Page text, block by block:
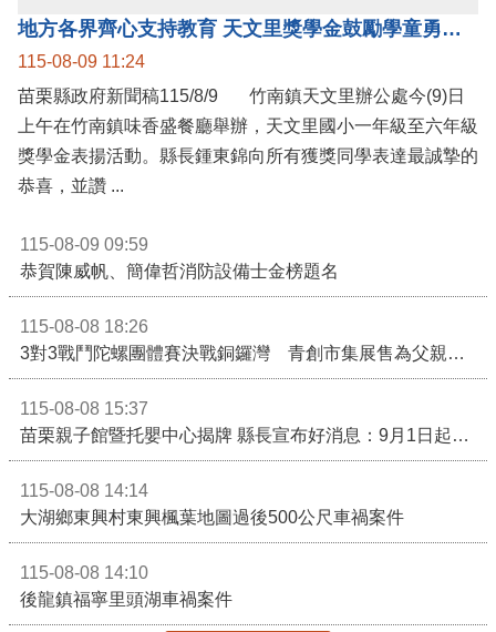
地方各界齊心支持教育 天文里獎學金鼓勵學童勇敢追夢
115-08-09 11:24
苗栗縣政府新聞稿115/8/9 竹南鎮天文里辦公處今(9)日
上午在竹南鎮味香盛餐廳舉辦，天文里國小一年級至六年級
獎學金表揚活動。縣長鍾東錦向所有獲獎同學表達最誠摯的
恭喜，並讚 ...
115-08-09 09:59
恭賀陳威帆、簡偉哲消防設備士金榜題名
115-08-08 18:26
3對3戰鬥陀螺團體賽決戰銅鑼灣 青創市集展售為父親節增添繽紛
115-08-08 15:37
苗栗親子館暨托嬰中心揭牌 縣長宣布好消息：9月1日起調降臨時托嬰費用
115-08-08 14:14
大湖鄉東興村東興楓葉地圖過後500公尺車禍案件
115-08-08 14:10
後龍鎮福寧里頭湖車禍案件